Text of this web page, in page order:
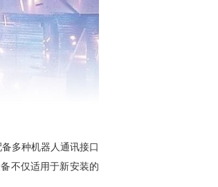
多种机器人通讯接口
不仅适用于新安装的